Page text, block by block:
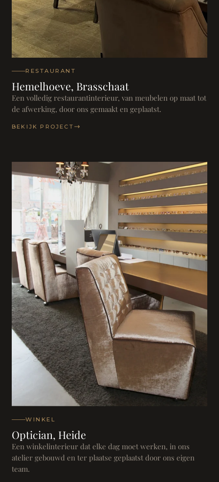
RESTAURANT
Hemelhoeve, Brasschaat
Een volledig restaurantinterieur, van meubelen op maat tot
de afwerking, door ons gemaakt en geplaatst.
BEKIJK PROJECT
WINKEL
Optician, Heide
Een winkelinterieur dat elke dag moet werken, in ons
atelier gebouwd en ter plaatse geplaatst door ons eigen
team.